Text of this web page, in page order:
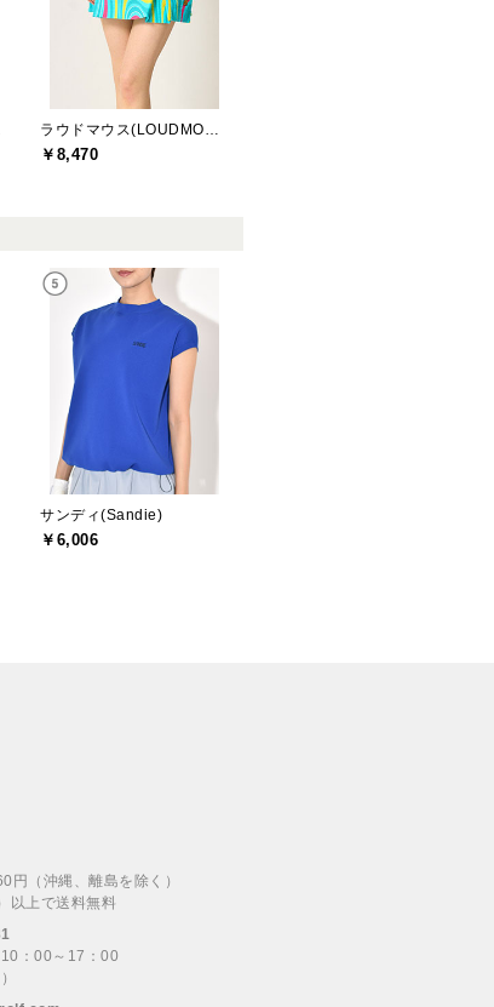
￥8,470
サンディ(Sandie)
￥6,006
円（沖縄、離島を除く）
以上で送料無料
：00～17：00